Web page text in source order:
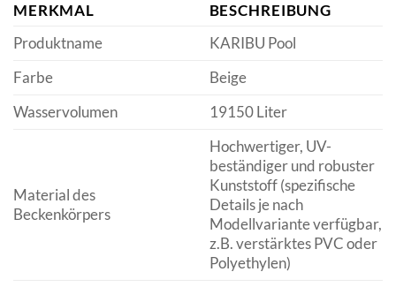
MERKMAL
BESCHREIBUNG
Produktname
KARIBU Pool
Farbe
Beige
Wasservolumen
19150 Liter
Material des
Beckenkörpers
Hochwertiger, UV-
beständiger und robuster
Kunststoff (spezifische
Details je nach
Modellvariante verfügbar,
z.B. verstärktes PVC oder
Polyethylen)